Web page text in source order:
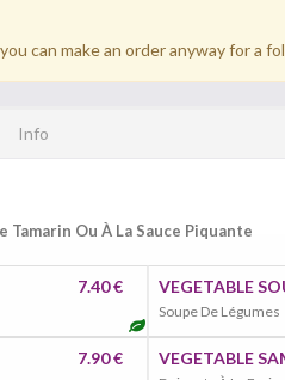
can make an order anyway for a
Info
Tamarin Ou À La Sauce Piquante
7.40 € VEGETABLE
Soupe De Légumes
7.90 € VEGETABLE